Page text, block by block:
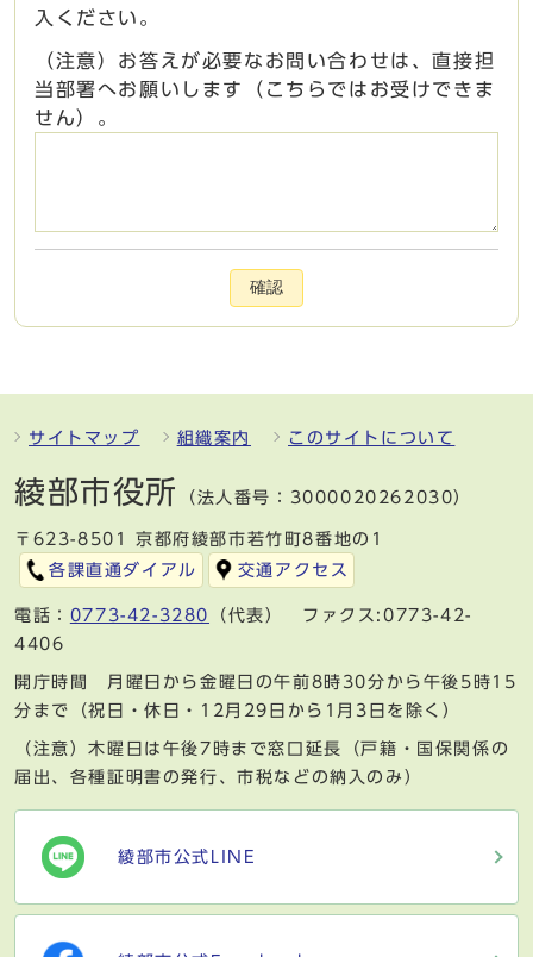
入ください。
（注意）お答えが必要なお問い合わせは、直接担
当部署へお願いします（こちらではお受けできま
せん）。
確認
サイトマップ 組織案内 このサイトについて
綾部市役所 （法人番号：3000020262030）
〒623-8501 京都府綾部市若竹町8番地の1
各課直通ダイアル
交通アクセス
電話： 0773-42-3280
（代表） ファクス:0773-42-
4406
開庁時間 月曜日から金曜日の午前8時30分から午後5時15
分まで（祝日・休日・12月29日から1月3日を除く）
（注意）木曜日は午後7時まで窓口延長（戸籍・国保関係の
届出、各種証明書の発行、市税などの納入のみ）
綾部市公式LINE